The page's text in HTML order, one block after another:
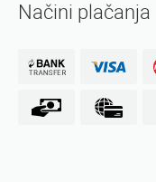
Načini plačanja